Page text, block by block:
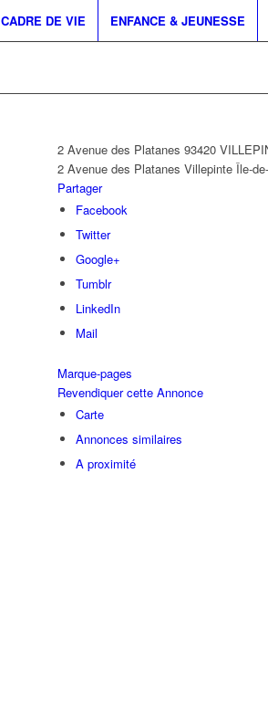
CADRE DE VIE ENFANCE & JEUNESSE
2 Avenue des Platanes 93420
2 Avenue des Platanes Villepinte Île-
Partager
Facebook
Twitter
Google+
Tumblr
LinkedIn
Mail
Marque-pages
Revendiquer cette Annonce
Carte
Annonces similaires
A proximité